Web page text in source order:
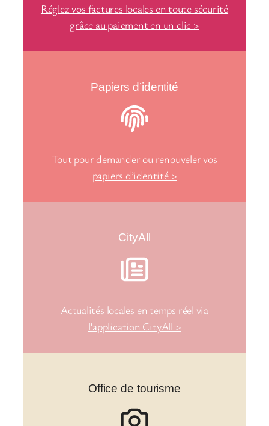
Réglez vos factures locales en toute sécurité
grâce au paiement en un clic >
Papiers d’identité
Tout pour demander ou renouveler vos
papiers d’identité >
CityAll
Actualités locales en temps réel via
l’application CityAll >
Office de tourisme